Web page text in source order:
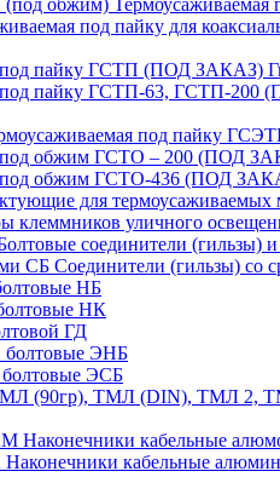
для термоусаживаемых
клеммников уличного
соединители (гильзы)
Соединители (гильзы) со
НБ
НК
ГД
болтовые ЭНБ
ЭСБ
Наконечники кабельные
Наконечники кабельные